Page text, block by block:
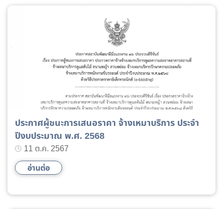
ประกาศผู้ชนะการเสนอราคา จ้างเหมาบริการ ประจำ
ปีงบประมาณ พ.ศ. 2568
11 ต.ค. 2567
อ่านต่อ